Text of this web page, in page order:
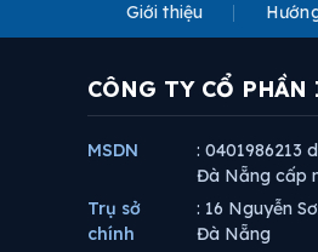
Giới thiệu
CÔNG TY CỔ
MSDN
: 0401986213
Đà Nẵng cấp
Trụ sở
chính
: 16 Nguyễn
Đà Nẵng